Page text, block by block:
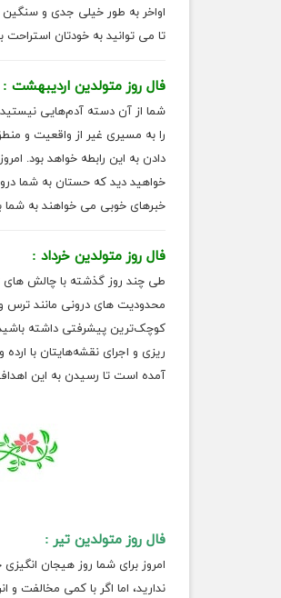
اواخر به طور خیلی جدی و
تا می توانید به خودتان
فال روز متولدین اردیبهشت :
شما از آن دسته آدم‌هایی نیستید
را به مسیری غیر از واقعیت و
دادن به این رابطه خواهد بود.
خواهید دید که حستان به شما
خبرهای خوبی می خواهند به شما
فال روز متولدین خرداد :
طی چند روز گذشته با چالش های
محدودیت های درونی مانند ترس
کوچک‌ترین پیشرفتی داشته باشید
ریزی و اجرای نقشه‌هایتان با
آمده است تا رسیدن به این
فال روز متولدین تیر :
امروز برای شما روز هیجان
ندارید، اما اگر با کمی مخالفت